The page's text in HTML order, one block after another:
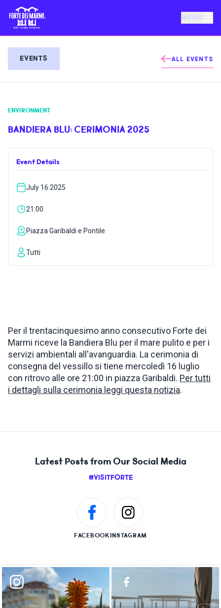
MENU
EVENTS
NEWS
HOSPITALITY
VILLA BERTELLI
ITA
EVENTS ALL EVENTS
ENVIRONMENT
BANDIERA BLU: CERIMONIA 2025
Event Details
July 16 2025
21:00
Piazza Garibaldi e Pontile
Tutti
Per il trentacinquesimo anno consecutivo Forte dei
Marmi riceve la Bandiera Blu per il mare pulito e per i
servizi ambientali all'avanguardia. La cerimonia di
consegna del vessillo si tiene mercoledì 16 luglio
con ritrovo alle ore 21:00 in piazza Garibaldi. Per tutti
i dettagli sulla cerimonia leggi questa notizia.
Latest Posts from Our Social Media
#VISITFORTE
FACEBOOKINSTAGRAM